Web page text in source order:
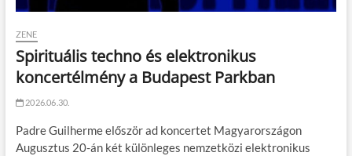
ZENE
Spirituális techno és elektronikus
koncertélmény a Budapest Parkban
2026.06.30.
Padre Guilherme először ad koncertet Magyarországon
Augusztus 20-án két különleges nemzetközi elektronikus